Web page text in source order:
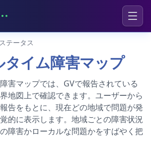
ステータス
タイム障害マップ
害マップでは、GVで報告されている
地図上で確認できます。ユーザーから
告をもとに、現在どの地域で問題が発
的に表示します。地域ごとの障害状況
障害かローカルな問題かをすばやく把